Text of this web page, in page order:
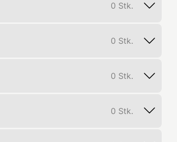
0 Stk.
0 Stk.
0 Stk.
0 Stk.